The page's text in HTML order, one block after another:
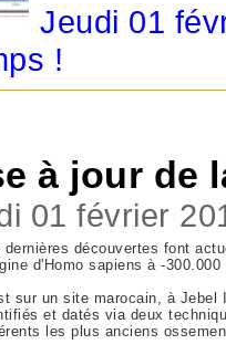
Jeudi 01
!
à jour de
01 février
dernières découvertes font
d'Homo sapiens à -
sur un site marocain, à Jebel
et datés via deux
les plus anciens